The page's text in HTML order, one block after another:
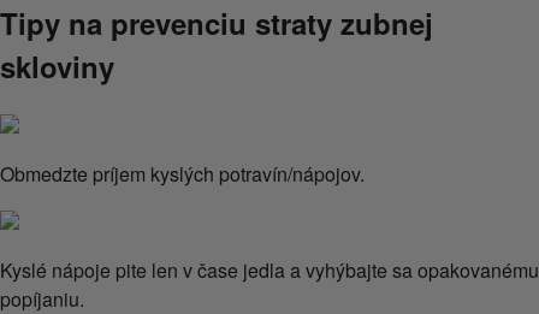
Tipy na prevenciu straty zubnej
skloviny
Obmedzte príjem kyslých potravín/nápojov.
Kyslé nápoje pite len v čase jedla a vyhýbajte sa opakovanému
popíjaniu.